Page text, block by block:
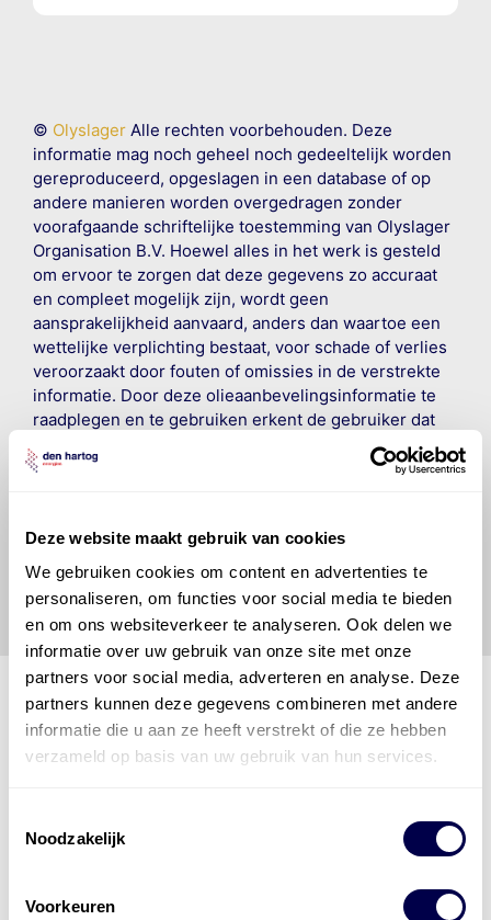
Deze website maakt gebruik van cookies
We gebruiken cookies om content en advertenties te
personaliseren, om functies voor social media te bieden
en om ons websiteverkeer te analyseren. Ook delen we
informatie over uw gebruik van onze site met onze
partners voor social media, adverteren en analyse. Deze
partners kunnen deze gegevens combineren met andere
informatie die u aan ze heeft verstrekt of die ze hebben
verzameld op basis van uw gebruik van hun services.
Noodzakelijk
Voorkeuren
© OlyslagerAlle rechten voorbehouden. Deze
informatie mag noch geheel noch gedeeltelijk worden
gereproduceerd, opgeslagen in een database of op
andere manieren worden overgedragen zonder
voorafgaande schriftelijke toestemming van Olyslager
Organisation B.V. Hoewel alles in het werk is gesteld
om ervoor te zorgen dat deze gegevens zo accuraat
en compleet mogelijk zijn, wordt geen
aansprakelijkheid aanvaard, anders dan waartoe een
wettelijke verplichting bestaat, voor schade of verlies
veroorzaakt door fouten of omissies in de verstrekte
informatie. Door deze olieaanbevelingsinformatie te
raadplegen en te gebruiken erkent de gebruiker dat
hij/zij de ervaring, de kennis en het vermogen heeft
om de vereiste onderhoudswerkzaamheden op een
Energiesvoor enig verlies, letsel, claim en schade
veroorzaakt door een onjuiste interpretatie of een
onjuist gebruik van de gepubliceerde gegevens.
Den Hartog Energies